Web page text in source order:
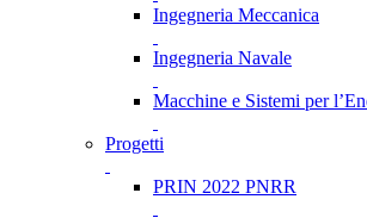
Ingegneria Meccanica
Ingegneria Navale
Macchine e Sistemi per
Progetti
PRIN 2022 PNRR